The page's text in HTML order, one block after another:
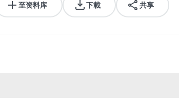
至资料库 下載 共享